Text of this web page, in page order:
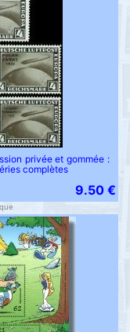
privée et gommée :
complètes
9.50 €